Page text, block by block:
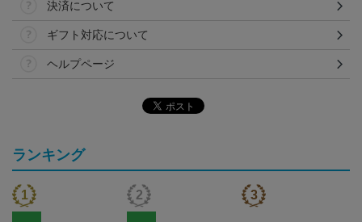
決済について
ギフト対応について
ヘルプページ
ランキング